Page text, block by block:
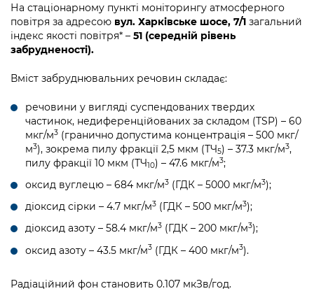
На стаціонарному пункті моніторингу атмосферного
повітря за адресою вул. Харківське шосе, 7/1 загальний
індекс якості повітря* – 51 (середній рівень
забрудненості).
Вміст забруднювальних речовин складає:
речовини у вигляді суспендованих твердих
частинок, недиференційованих за складом (TSP) – 60
мкг/м3 (гранично допустима концентрація – 500 мкг/
м3), зокрема пилу фракції 2,5 мкм (ТЧ5) – 37.3 мкг/м3,
пилу фракції 10 мкм (ТЧ10) – 47.6 мкг/м3;
оксид вуглецю – 684 мкг/м3 (ГДК – 5000 мкг/м3);
діоксид сірки – 4.7 мкг/м3 (ГДК – 500 мкг/м3);
діоксид азоту – 58.4 мкг/м3 (ГДК – 200 мкг/м3);
оксид азоту – 43.5 мкг/м3 (ГДК – 400 мкг/м3).
Радіаційний фон становить 0.107 мкЗв/год.